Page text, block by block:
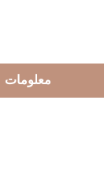
معلومات